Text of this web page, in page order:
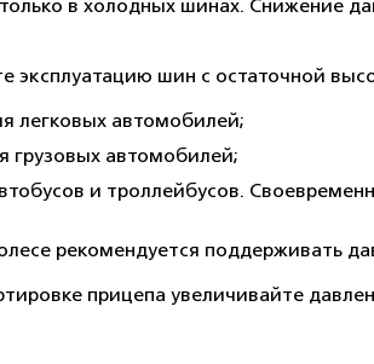
в холодных шинах. Снижение
эксплуатацию шин с остаточной
легковых автомобилей;
грузовых автомобилей;
и троллейбусов.
рекомендуется поддерживать
прицепа увеличивайте